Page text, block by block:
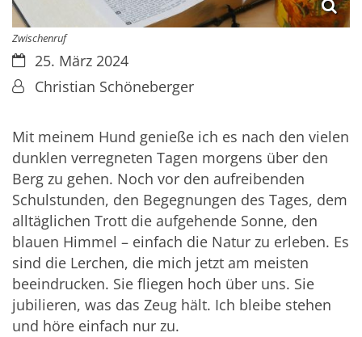
Zwischenruf
Datum:25. März 2024
Von:Christian Schöneberger
Mit meinem Hund genieße ich es nach den vielen
dunklen verregneten Tagen morgens über den
Berg zu gehen. Noch vor den aufreibenden
Schulstunden, den Begegnungen des Tages, dem
alltäglichen Trott die aufgehende Sonne, den
blauen Himmel – einfach die Natur zu erleben. Es
sind die Lerchen, die mich jetzt am meisten
beeindrucken. Sie fliegen hoch über uns. Sie
jubilieren, was das Zeug hält. Ich bleibe stehen
und höre einfach nur zu.